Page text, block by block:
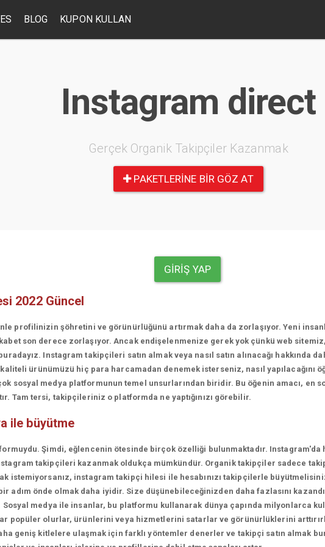
BLOG KUPON KULLAN
Instagram direct
Gerçek Organik Takipçiler Kazanmak
PAKETLERINE BIR GÖZ AT
GIRIŞ YAP
2022 Güncel
profilinizin şöhretini ve görünürlüğünü artırmak daha da zorlaşıyor. Yeni
son derece zorlaşıyor. Ancak endişelenmenize gerek yok çünkü web
Instagram takipçileri satın almak veya nasıl satın alınacağı hakkında
ürünümüzü hiç para harcamadan denemek isterseniz, nasıl yapılacağını
sosyal medya platformunun temel unsurlarından biridir. Bu öğenin amacı,
Tam tersi, takipçileriniz o platformda ne yaptığınızı görebilir.
ile büyütme
Şimdi, eğlencenin ötesinde birçok özelliği bulunmaktadır. Instagram'da
takipçileri kazanmak oldukça mümkündür. Organik takipçiler sadece
istemiyorsanız, instagram takipçi hilesi ile hesabınızı takipçilerle
adım önde olmak daha iyidir. Size düşünebileceğinizden daha fazlasını
medya ile insanlar, bu platformu kullanarak dünya çapında milyonlarca
popüler olurlar, ürünlerini veya hizmetlerini satarlar ve görünürlüklerini
geniş kitlelere ulaşmak için farklı yöntemler denerler ve takipçi satın almak